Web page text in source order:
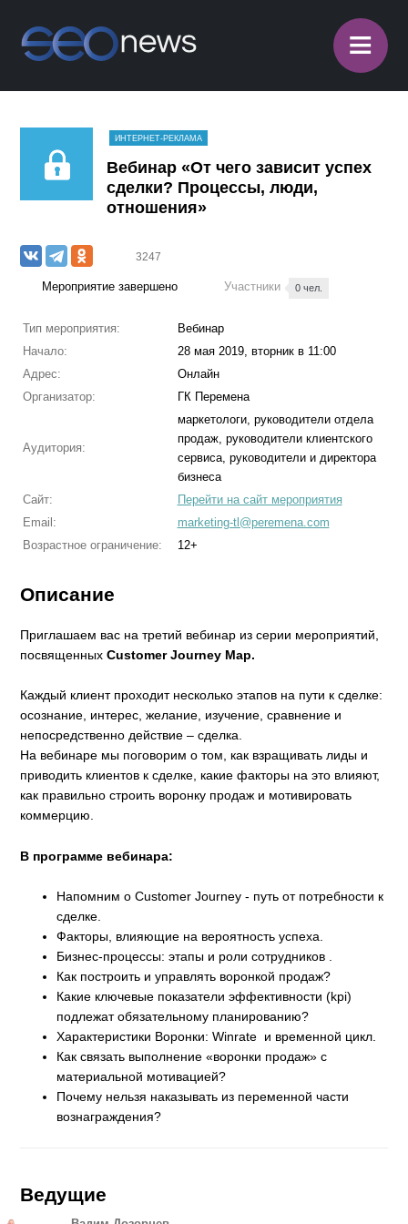
≡
ИНТЕРНЕТ-РЕКЛАМА
Вебинар «От чего зависит успех
сделки? Процессы, люди,
отношения»
3247
Мероприятие завершено Участники 0 чел.
Тип мероприятия:
Вебинар
Начало:
28 мая 2019, вторник в 11:00
Адрес:
Онлайн
Организатор:
ГК Перемена
Аудитория:
маркетологи, руководители отдела
продаж, руководители клиентского
сервиса, руководители и директора
бизнеса
Сайт:
Перейти на сайт мероприятия
Email:
marketing-tl@peremena.com
Возрастное ограничение:
12+
Описание
Приглашаем вас на третий вебинар из серии мероприятий,
посвященныхCustomer Journey Map.
Каждый клиент проходит несколько этапов на пути к сделке:
осознание, интерес, желание, изучение, сравнение и
непосредственно действие – сделка.
На вебинаре мы поговорим о том, как взращивать лиды и
приводить клиентов к сделке, какие факторы на это влияют,
как правильно строить воронку продаж и мотивировать
коммерцию.
В программе вебинара:
Напомним о Customer Journey - путь от потребности к
сделке.
Факторы, влияющие на вероятность успеха.
Бизнес-процессы: этапы и роли сотрудников .
Как построить и управлять воронкой продаж?
Какие ключевые показатели эффективности (kpi)
подлежат обязательному планированию?
Характеристики Воронки: Winrate и временной цикл.
Как связать выполнение «воронки продаж» с
материальной мотивацией?
Почему нельзя наказывать из переменной части
вознаграждения?
Ведущие